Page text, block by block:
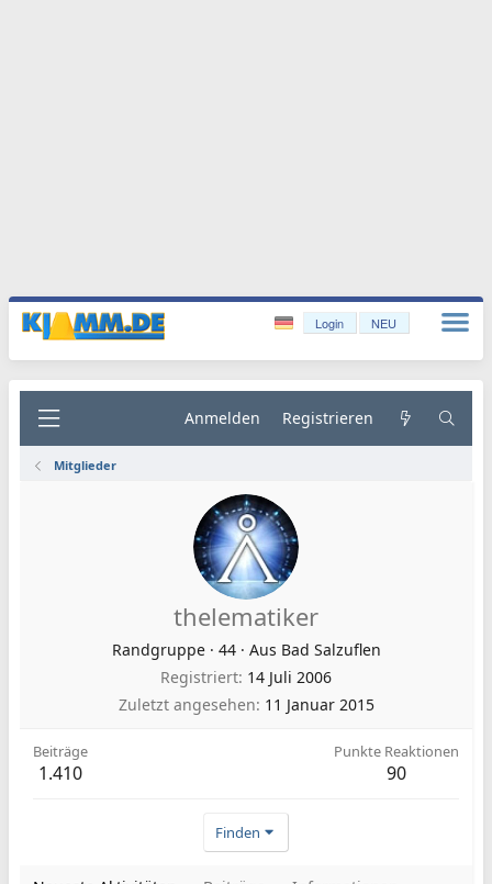
Login NEU
Anmelden Registrieren
Mitglieder
thelematiker
Randgruppe · 44 · Aus Bad Salzuflen
Registriert 14 Juli 2006
Zuletzt angesehen 11 Januar 2015
Beiträge
1.410
Punkte Reaktionen
90
Finden